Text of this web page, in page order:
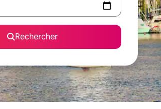
Rechercher